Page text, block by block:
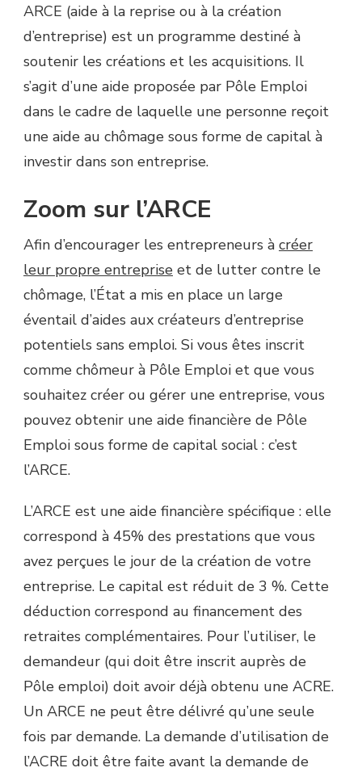
ARCE (aide à la reprise ou à la création
d’entreprise) est un programme destiné à
soutenir les créations et les acquisitions. Il
s’agit d’une aide proposée par Pôle Emploi
dans le cadre de laquelle une personne reçoit
une aide au chômage sous forme de capital à
investir dans son entreprise.
Zoom sur l’ARCE
Afin d’encourager les entrepreneurs à créer
leur propre entreprise et de lutter contre le
chômage, l’État a mis en place un large
éventail d’aides aux créateurs d’entreprise
potentiels sans emploi. Si vous êtes inscrit
comme chômeur à Pôle Emploi et que vous
souhaitez créer ou gérer une entreprise, vous
pouvez obtenir une aide financière de Pôle
Emploi sous forme de capital social : c’est
l’ARCE.
L’ARCE est une aide financière spécifique : elle
correspond à 45% des prestations que vous
avez perçues le jour de la création de votre
entreprise. Le capital est réduit de 3 %. Cette
déduction correspond au financement des
retraites complémentaires. Pour l’utiliser, le
demandeur (qui doit être inscrit auprès de
Pôle emploi) doit avoir déjà obtenu une ACRE.
Un ARCE ne peut être délivré qu’une seule
fois par demande. La demande d’utilisation de
l’ACRE doit être faite avant la demande de